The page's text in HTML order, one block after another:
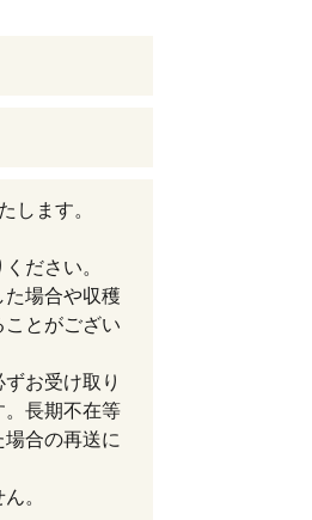
します。
ださい。
た場合や収穫
とがござい
お受け取り
。長期不在等
合の再送に
。